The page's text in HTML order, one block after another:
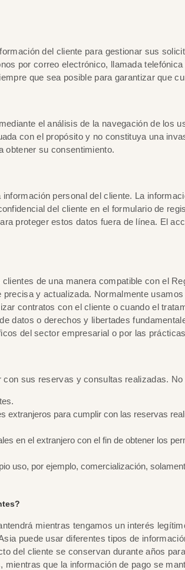
del cliente para gestionar sus
por correo electrónico, llamada
que sea posible para garantizar que
el análisis de la navegación de los
con el propósito y no constituya una
obtener su consentimiento.
personal del cliente. La
del cliente en el formulario de
proteger estos datos fuera de línea. El
de una manera compatible con el
y actualizada. Normalmente
contratos con el cliente o cuando el
datos o derechos y libertades
del sector empresarial o por las
sus reservas y consultas realizadas. No
extranjeros para cumplir con las reservas
en el extranjero con el fin de obtener los
uso, por ejemplo, comercialización,
mientras tengamos un interés
puede usar diferentes tipos de
del cliente se conservan durante años
que la información de pago se